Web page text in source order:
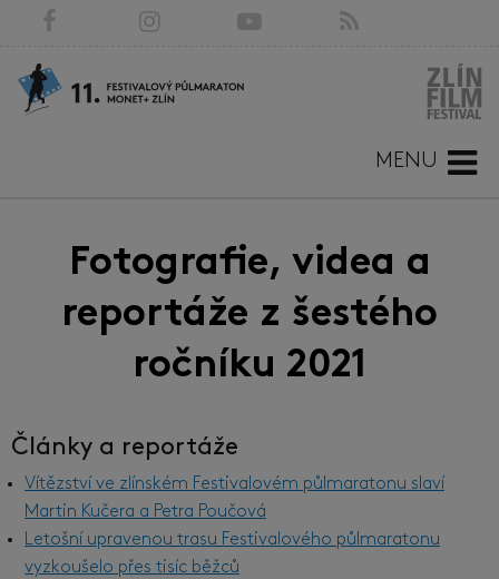
MENU
Fotografie, videa a
reportáže z šestého
ročníku 2021
Články a reportáže
Vítězství ve zlínském Festivalovém půlmaratonu slaví
Martin Kučera a Petra Poučová
Letošní upravenou trasu Festivalového půlmaratonu
vyzkoušelo přes tisíc běžců